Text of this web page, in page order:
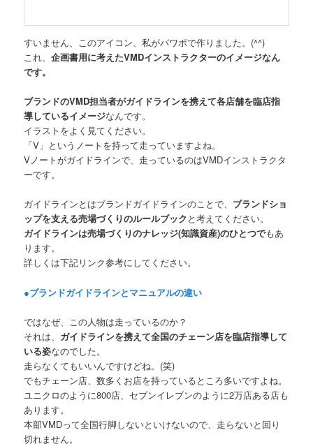
すいません、このアイコン、私がパワポで作りました。(^^)
これ、企画書用に考えたVMDインストラクターのイメージなん
です。
ブランドのVMD担当者がガイドラインを携えて各店舗を臨店指
導しているイメージなんです。
イラストをよく見てください。
「V」というノートを持って走っていますよね。
Vノートがガイドラインで、走っているのはVMDインストラクタ
ーです。
ガイドラインとはブランドガイドラインのことで、 ブランドショ
ップを支える売場づくりのルールブックと考えてください。
ガイドラインは売場づくりのナレッジ(知識資産)のひとつでもあ
ります。
詳しくは下記リンク参考にしてください。
●ブランドガイドラインとマニュアルの違い
ではなぜ、この人物は走っているのか？
それは、 ガイドラインを携えて全国のチェーン店を臨店指導して
いる姿なのでした。
走らなくてもいいんですけどね。(笑)
でもチェーン店、数多くお店を持っているところ多いですよね。
ユニクロのように800店、セブンイレブンのように2万店ある店も
あります。
本部VMDって全国行脚しないといけないので、走らないと回り
切れません。